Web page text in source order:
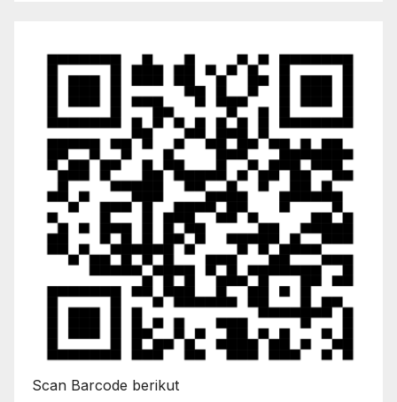
Scan Barcode berikut